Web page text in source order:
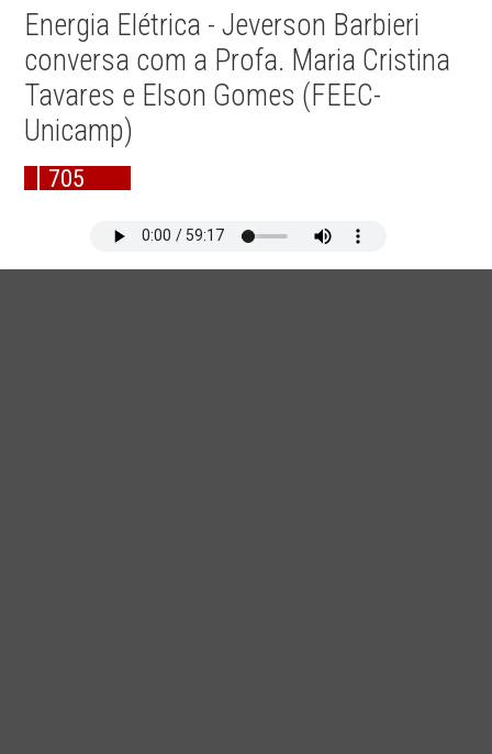
Energia Elétrica - Jeverson Barbieri
conversa com a Profa. Maria Cristina
Tavares e Elson Gomes (FEEC-
Unicamp)
705